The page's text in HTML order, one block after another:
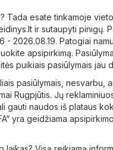
Tada esate tinkamoje
ir sutaupyti pinigų.
- 2026.08.19. Patogiai
apsipirkimą.
puikiais pasiūlymais jau
pasiūlymais, nesvarbu,
Rugpjūtis. Jų
gauti naudos iš plataus
yra geidžiama